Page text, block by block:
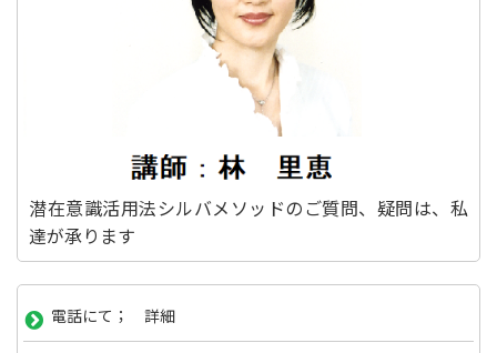
潜在意識活用法シルバメソッドのご質問、疑問は、私
達が承ります
電話にて； 詳細